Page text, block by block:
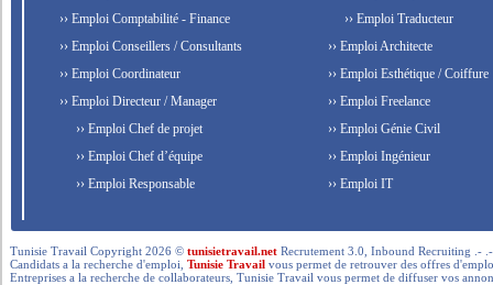
›› Emploi Comptabilité - Finance
›› Emploi Conseillers / Consultants
›› Emploi Coordinateur
›› Emploi Directeur / Manager
›› Emploi Chef de projet
›› Emploi Chef d’équipe
›› Emploi Responsable
›› Emploi Traducteur
›› Emploi Architecte
›› Emploi Esthétique / Coiffure
›› Emploi Freelance
›› Emploi Génie Civil
›› Emploi Ingénieur
›› Emploi IT
Tunisie Travail Copyright 2026 ©tunisietravail.net Recrutement 3.0, Inbound Recruiting .-
Candidats a la recherche d'emploi,Tunisie Travail vous permet de retrouver des offres
Entreprises a la recherche de collaborateurs, Tunisie Travail vous permet de diffuser vos